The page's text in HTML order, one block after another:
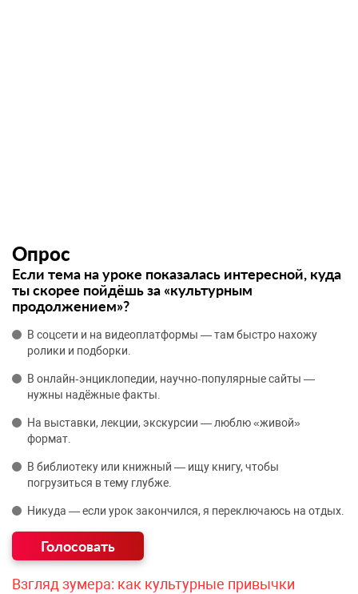
Опрос
Если тема на уроке показалась интересной, куда
ты скорее пойдёшь за «культурным
продолжением»?
В соцсети и на видеоплатформы — там быстро нахожу
ролики и подборки.
В онлайн‑энциклопедии, научно‑популярные сайты —
нужны надёжные факты.
На выставки, лекции, экскурсии — люблю «живой»
формат.
В библиотеку или книжный — ищу книгу, чтобы
погрузиться в тему глубже.
Никуда — если урок закончился, я переключаюсь на отдых.
Взгляд зумера: как культурные привычки